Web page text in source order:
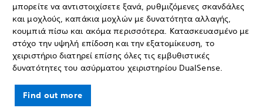
μπορείτε να αντιστοιχίσετε ξανά, ρυθμιζόμενες σκανδάλες
και μοχλούς, καπάκια μοχλών με δυνατότητα αλλαγής,
κουμπιά πίσω και ακόμα περισσότερα. Κατασκευασμένο με
στόχο την υψηλή επίδοση και την εξατομίκευση, το
χειριστήριο διατηρεί επίσης όλες τις εμβυθιστικές
δυνατότητες του ασύρματου χειριστηρίου DualSense.
Find out more